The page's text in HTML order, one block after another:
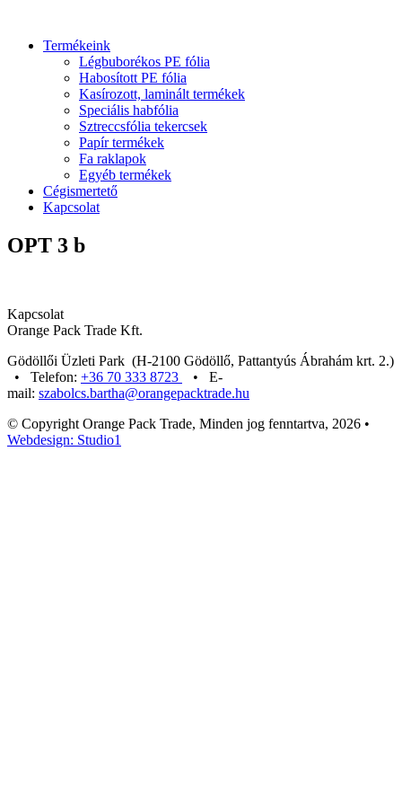
Termékeink
Légbuborékos PE fólia
Habosított PE fólia
Kasírozott, laminált termékek
Speciális habfólia
Sztreccsfólia tekercsek
Papír termékek
Fa raklapok
Egyéb termékek
Cégismertető
Kapcsolat
OPT 3 b
Kapcsolat
Orange Pack Trade Kft.
Gödöllői Üzleti Park (H-2100 Gödöllő, Pattantyús Ábrahám krt. 2.)
• Telefon: +36 70 333 8723
• E-
mail: szabolcs.bartha@orangepacktrade.hu
© Copyright Orange Pack Trade, Minden jog fenntartva, 2026 •
Webdesign: Studio1